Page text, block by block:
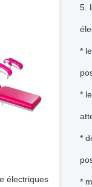
électriques
5.
*
*
*
*